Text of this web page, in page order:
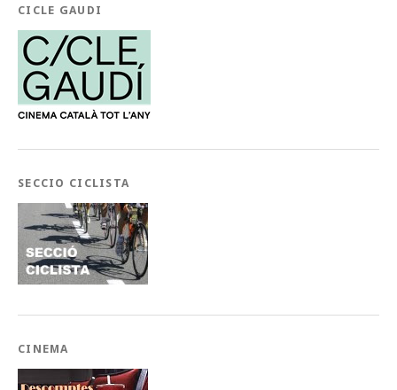
CICLE GAUDI
SECCIO CICLISTA
CINEMA